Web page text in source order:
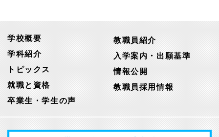
学校概要
学科紹介
トピックス
就職と資格
卒業生・学生の声
教職員紹介
入学案内・出願基準
情報公開
教職員採用情報